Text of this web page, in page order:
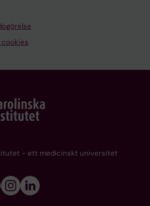
cookies
- ett medicinskt universitet